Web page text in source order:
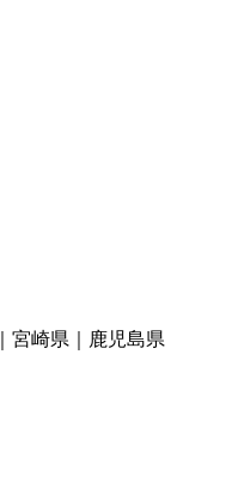
宮崎県｜鹿児島県